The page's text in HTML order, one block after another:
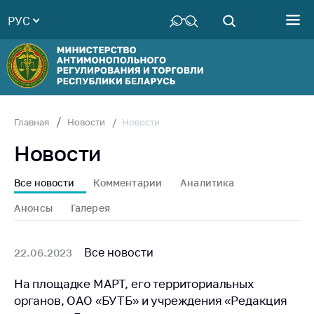
Руководство
Структура
Министерства
Территориальные
Законодательство
Антикоррупционная
деятельность
совет
Соискателям
Награждения
РУС
Главная Новости Новости
Новости
Все новости Комментарии Аналитика
Анонсы Галерея
22.06.2023 Все новости
На площадке МАРТ, его территориальных
органов, ОАО «БУТБ» и учреждения «Редакция